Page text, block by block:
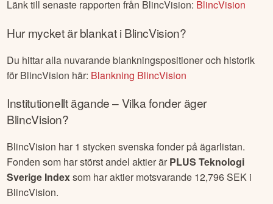
Länk till senaste rapporten från BlincVision: BlincVision
Hur mycket är blankat iBlincVision?
Du hittar alla nuvarande blankningspositioner och historik
för BlincVision här: Blankning BlincVision
Institutionellt ägande – Vilka fonder äger
BlincVision?
BlincVision har 1 stycken svenska fonder på ägarlistan.
Fonden som har störst andel aktier är PLUS Teknologi
Sverige Indexsom har aktier motsvarande 12,796SEK i
BlincVision.